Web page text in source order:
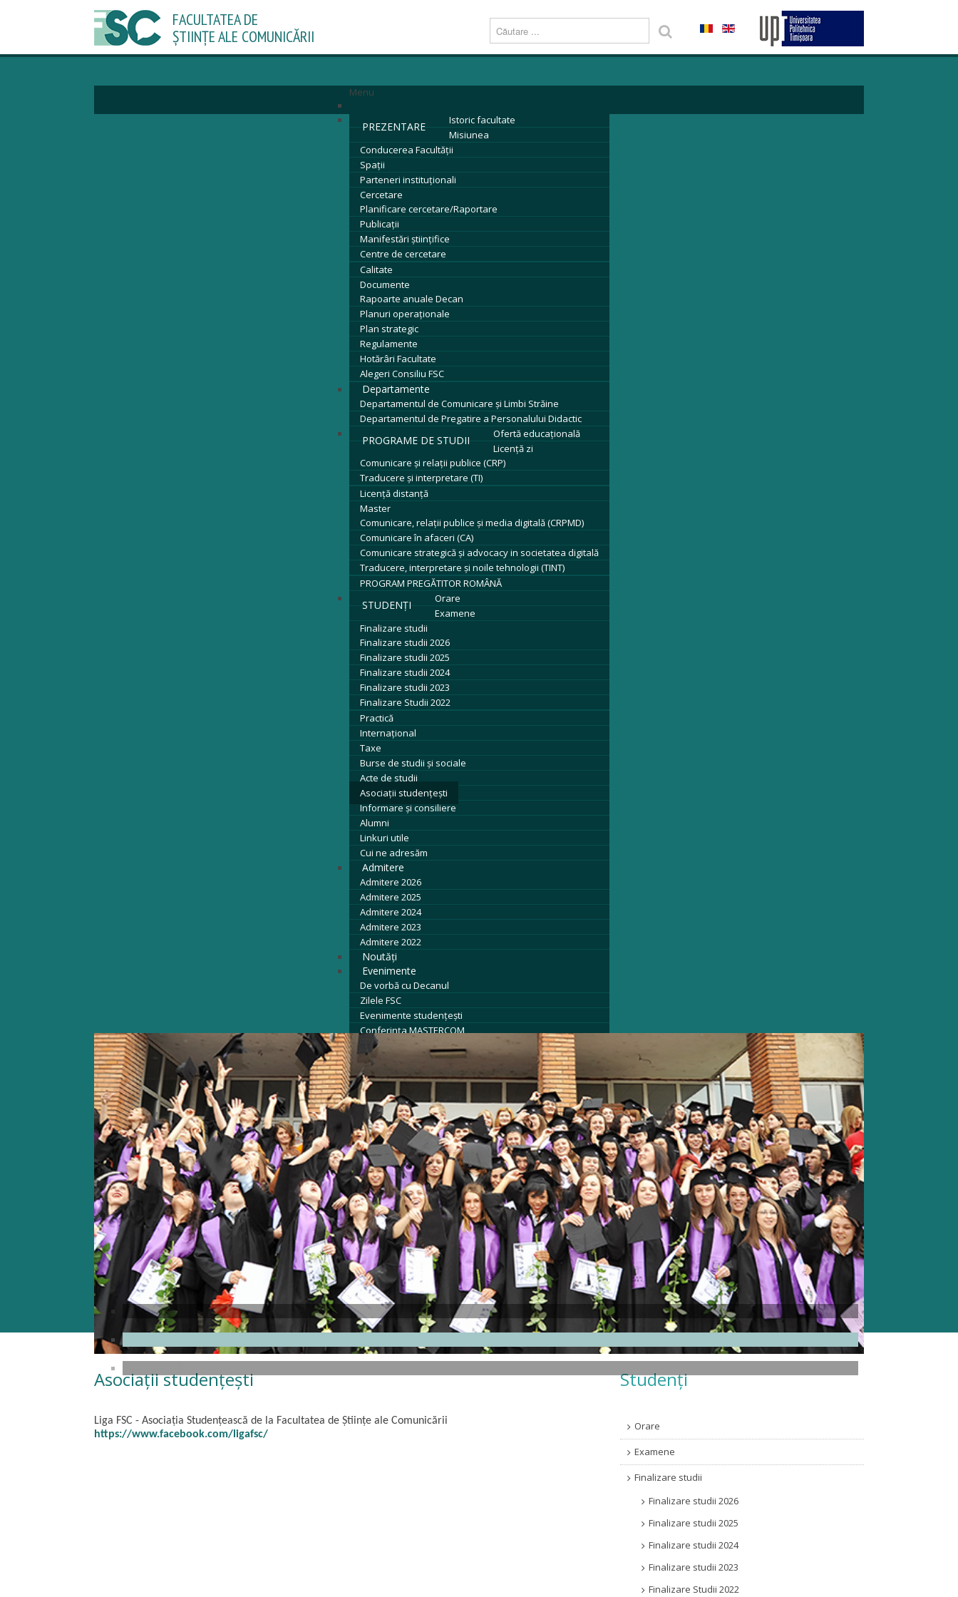
FACULTATEA DE
ȘTIINȚE ALE COMUNICĂRII
Menu
PREZENTARE
Istoric facultate
Misiunea
Conducerea Facultăţii
Spații
Parteneri instituţionali
Cercetare
Planificare cercetare/Raportare
Publicații
Manifestări științifice
Centre de cercetare
Calitate
Documente
Rapoarte anuale Decan
Planuri operaționale
Plan strategic
Regulamente
Hotărâri Facultate
Alegeri Consiliu FSC
Departamente
Departamentul de Comunicare și Limbi Străine
Departamentul de Pregatire a Personalului Didactic
PROGRAME DE STUDII
Ofertă educațională
Licenţă zi
Comunicare și relații publice (CRP)
Traducere și interpretare (TI)
Licenţă distanță
Master
Comunicare, relații publice și media digitală (CRPMD)
Comunicare în afaceri (CA)
Comunicare strategică și advocacy in societatea digitală
Traducere, interpretare și noile tehnologii (TINT)
PROGRAM PREGĂTITOR ROMÂNĂ
STUDENȚI
Orare
Examene
Finalizare studii
Finalizare studii 2026
Finalizare studii 2025
Finalizare studii 2024
Finalizare studii 2023
Finalizare Studii 2022
Practică
Internațional
Taxe
Burse de studii și sociale
Acte de studii
Asociaţii studenţeşti
Informare şi consiliere
Alumni
Linkuri utile
Cui ne adresăm
Admitere
Admitere 2026
Admitere 2025
Admitere 2024
Admitere 2023
Admitere 2022
Noutăți
Evenimente
De vorbă cu Decanul
Zilele FSC
Evenimente studențești
Conferința MASTERCOM
Zilele Porților Deschise
Olimpiadele Comunicării
Arhivă evenimente
Contact
Asociații studențești
Liga FSC - Asociația Studențească de la Facultatea de Științe ale Comunicării
https://www.facebook.com/ligafsc/
Studenți
Orare
Examene
Finalizare studii
Finalizare studii 2026
Finalizare studii 2025
Finalizare studii 2024
Finalizare studii 2023
Finalizare Studii 2022